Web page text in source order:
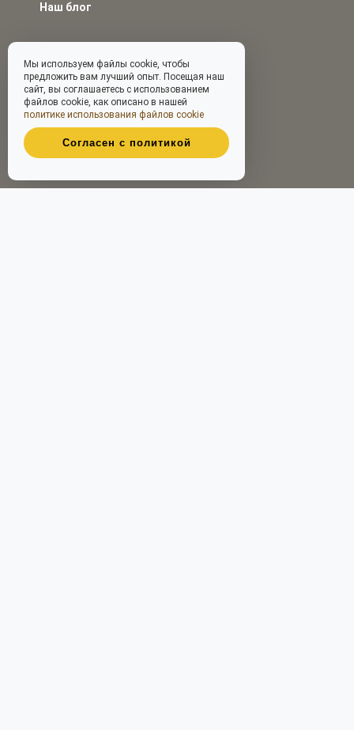
Наш блог
Мы используем файлы cookie, чтобы
предложить вам лучший опыт. Посещая наш
сайт, вы соглашаетесь с использованием
файлов cookie, как описано в нашей
политике использования файлов cookie
Согласен с политикой